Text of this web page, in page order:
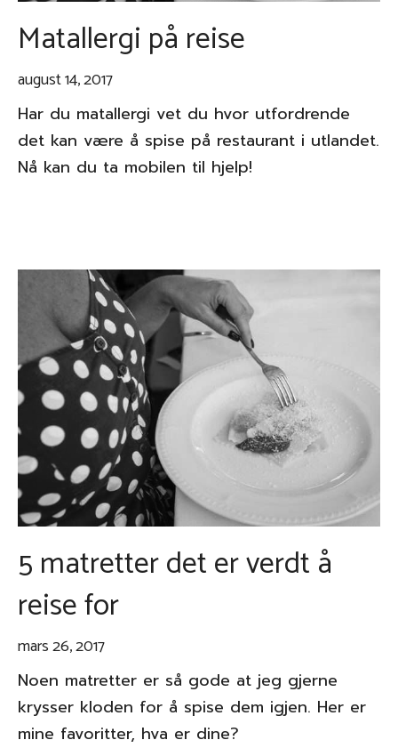
Matallergi på reise
august 14, 2017
Har du matallergi vet du hvor utfordrende
det kan være å spise på restaurant i utlandet.
Nå kan du ta mobilen til hjelp!
5 matretter det er verdt å
reise for
mars 26, 2017
Noen matretter er så gode at jeg gjerne
krysser kloden for å spise dem igjen. Her er
mine favoritter, hva er dine?